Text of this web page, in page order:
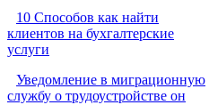
10 Способов как найти
клиентов на бухгалтерские
услуги
Уведомление в миграционную
службу о трудоустройстве он